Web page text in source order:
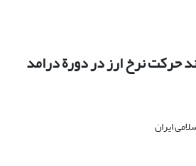
حرکت نرخ ارز در دورة درامد
ایران